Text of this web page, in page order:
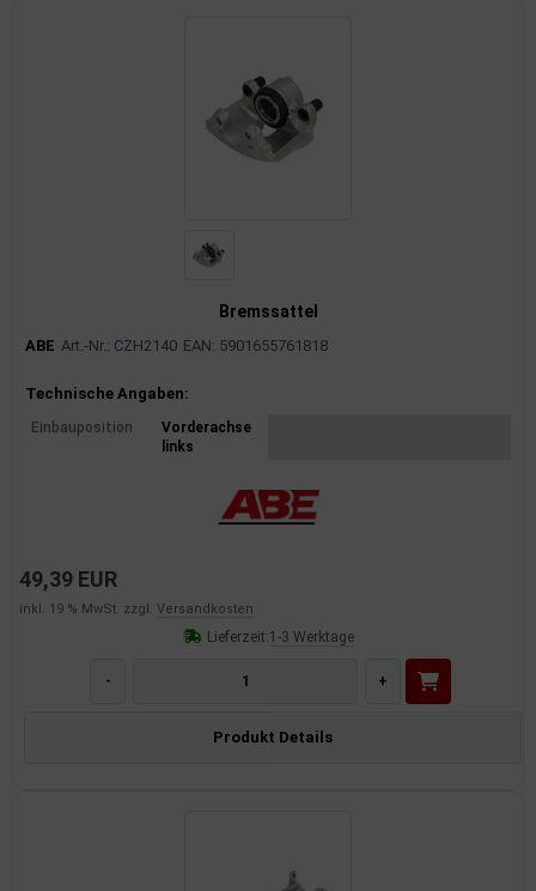
Bremssattel
ABE Art.-Nr.: CZH2140 EAN: 5901655761818
Produktinformationen
Technische Angaben:
Einbauposition
Vorderachse
links
49,39 EUR
inkl. 19 % MwSt. zzgl. Versandkosten
Lieferzeit:1-3 Werktage
- +
Produkt Details